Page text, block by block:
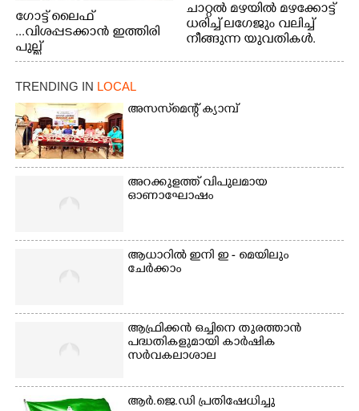
ഗോട്ട് ലൈഫ്
...വിശപ്പടക്കാൻ ഇത്തിരി
പുല്ല്
തിന്നാനെത്തിയതാണ്
ആട്. തെരുവ് നായ്ക്കൾ
കടിച്ച് കീറാൻ വന്നതോടെ
വയറിന്റെ ആന്തൽ മറന്ന്
ജീവന് വേണ്ടിയായി ഓട്ടം.
എറണാകുളം
വാത്തുരുത്തിയിൽ
നിന്നുള്ള കാഴ്ച
ചാറ്റൽ മഴയിൽ മഴക്കോട്ട്
ധരിച്ച് ലഗേജും വലിച്ച്
നീങ്ങുന്ന യുവതികൾ.
TRENDING IN LOCAL
അസസ്‌മെന്റ് ക്യാമ്പ്
അറക്കുളത്ത് വിപുലമായ
ഓണാഘോഷം
ആധാറിൽ ഇനി ഇ - മെയിലും
ചേർക്കാം
ആഫ്രിക്കൻ ഒച്ചിനെ തുരത്താൻ
പദ്ധതികളുമായി കാർഷിക
സർവകലാശാല
ആർ.ജെ.ഡി പ്രതിഷേധിച്ചു